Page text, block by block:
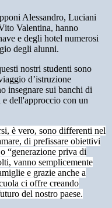
Alessandro, Luciani
Valentina, hanno
e degli hotel numerosi
degli alunni.
nostri studenti sono
d’istruzione
insegnare sui banchi di
dell'approccio con un
è vero, sono differenti nel
di prefissare obiettivi
“generazione priva di
vanno semplicemente
e grazie anche a
ci offre creando
del nostro paese.